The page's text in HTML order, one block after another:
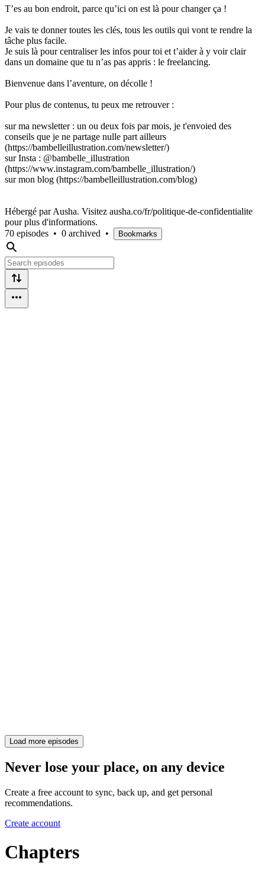
T’es au bon endroit, parce qu’ici on est là pour changer ça !
Je vais te donner toutes les clés, tous les outils qui vont te rendre la
tâche plus facile.
Je suis là pour centraliser les infos pour toi et t’aider à y voir clair
dans un domaine que tu n’as pas appris : le freelancing.
Bienvenue dans l’aventure, on décolle !
Pour plus de contenus, tu peux me retrouver :
sur ma newsletter : un ou deux fois par mois, je t'envoied des
conseils que je ne partage nulle part ailleurs
(https://bambelleillustration.com/newsletter/)
sur Insta : @bambelle_illustration
(https://www.instagram.com/bambelle_illustration/)
sur mon blog (https://bambelleillustration.com/blog)
Hébergé par Ausha. Visitez ausha.co/fr/politique-de-confidentialite
pour plus d'informations.
70 episodes • 0 archived • Bookmarks
Load more episodes
Never lose your place, on any device
Create a free account to sync, back up, and get personal
recommendations.
Create account
Chapters